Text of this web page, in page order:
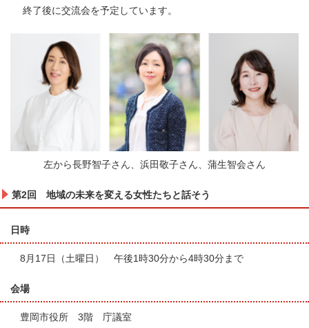
終了後に交流会を予定しています。
左から長野智子さん、浜田敬子さん、蒲生智会さん
第2回 地域の未来を変える女性たちと話そう
日時
8月17日（土曜日） 午後1時30分から4時30分まで
会場
豊岡市役所 3階 庁議室